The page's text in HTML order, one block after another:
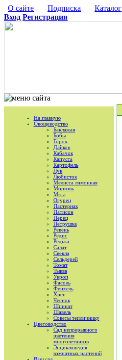
О сайте Подписка Каталог
Вход Регистрация
На главную
Овощеводство
Баклажан
Бобы
Горох
Дайкон
Кабачок
Капуста
Картофель
Лук
Любисток
Мелисса лимонная
Морковь
Мята
Огурец
Пастернак
Патисон
Перец
Петрушка
Ревень
Редис
Редька
Салат
Свекла
Сельдерей
Томат
Тыква
Укроп
Фасоль
Фенхель
Хрен
Чеснок
Шпинат
Шавель
Советы тепличнику
Цветоводство
Сад непрерывного
цветения
многолетников
Энциклопедия
комнатных растений